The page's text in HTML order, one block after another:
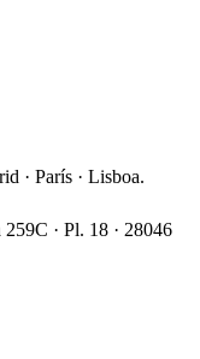
· París · Lisboa.
259C · Pl. 18 · 28046